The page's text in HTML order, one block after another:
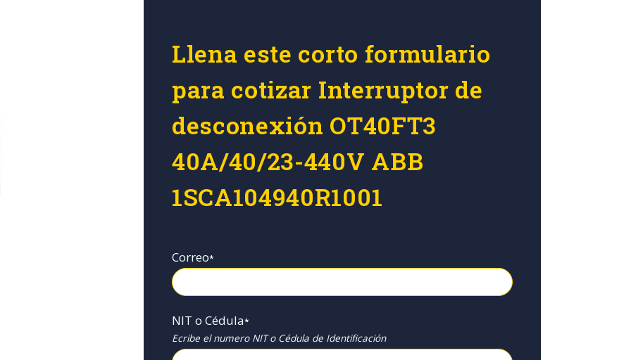
Llena este corto formulario
para cotizar Interruptor de
desconexión OT40FT3
40A/40/23-440V ABB
1SCA104940R1001
Correo*
NIT o Cédula*
Ecribe el numero NIT o Cédula de Identificación